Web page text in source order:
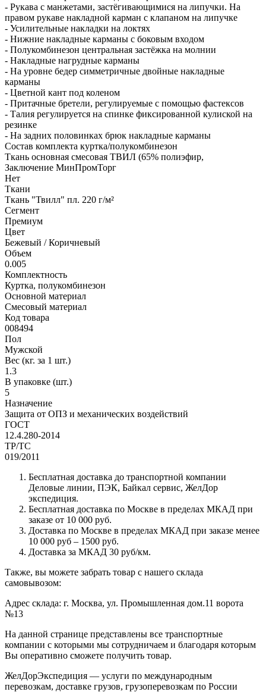
- Рукава с манжетами, застёгивающимися на липучки. На
правом рукаве накладной карман с клапаном на липучке
- Усилительные накладки на локтях
- Нижние накладные карманы с боковым входом
- Полукомбинезон центральная застёжка на молнии
- Накладные нагрудные карманы
- На уровне бедер симметричные двойные накладные
карманы
- Цветной кант под коленом
- Притачные бретели, регулируемые с помощью фастексов
- Талия регулируется на спинке фиксированной кулиской на
резинке
- На задних половинках брюк накладные карманы
Состав комплекта куртка/полукомбинезон
Ткань основная смесовая ТВИЛ (65% полиэфир,
Заключение МинПромТорг
Нет
Ткани
Ткань "Твилл" пл. 220 г/м²
Сегмент
Премиум
Цвет
Бежевый / Коричневый
Объем
0.005
Комплектность
Куртка, полукомбинезон
Основной материал
Смесовый материал
Код товара
008494
Пол
Мужской
Вес (кг. за 1 шт.)
1.3
В упаковке (шт.)
5
Назначение
Защита от ОПЗ и механических воздействий
ГОСТ
12.4.280-2014
ТР/ТС
019/2011
Бесплатная доставка до транспортной компании
Деловые линии, ПЭК, Байкал сервис, ЖелДор
экспедиция.
Бесплатная доставка по Москве в пределах МКАД при
заказе от 10 000 руб.
Доставка по Москве в пределах МКАД при заказе менее
10 000 руб – 1500 руб.
Доставка за МКАД 30 руб/км.
Также, вы можете забрать товар с нашего склада
самовывозом:
Адрес склада: г. Москва, ул. Промышленная дом.11 ворота
№13
На данной странице представлены все транспортные
компании с которыми мы сотрудничаем и благодаря которым
Вы оперативно сможете получить товар.
ЖелДорЭкспедиция — услуги по международным
перевозкам, доставке грузов, грузоперевозкам по России